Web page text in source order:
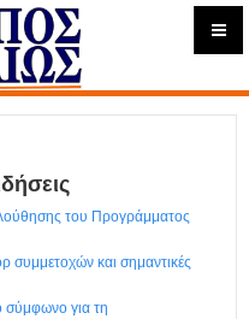
του Προγράμματος
συμμετοχών και σημαντικές
σύμφωνο για τη